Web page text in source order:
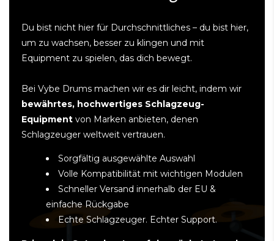
Du bist nicht hier für Durchschnittliches – du bist hier,
um zu wachsen, besser zu klingen und mit
Equipment zu spielen, das dich bewegt.
Bei Vybe Drums machen wir es dir leicht, indem wir
bewährtes, hochwertiges Schlagzeug-
Equipment von Marken anbieten, denen
Schlagzeuger weltweit vertrauen.
Sorgfältig ausgewählte Auswahl
Volle Kompatibilität mit wichtigen Modulen
Schneller Versand innerhalb der EU &
einfache Rückgabe
Echte Schlagzeuger. Echter Support.